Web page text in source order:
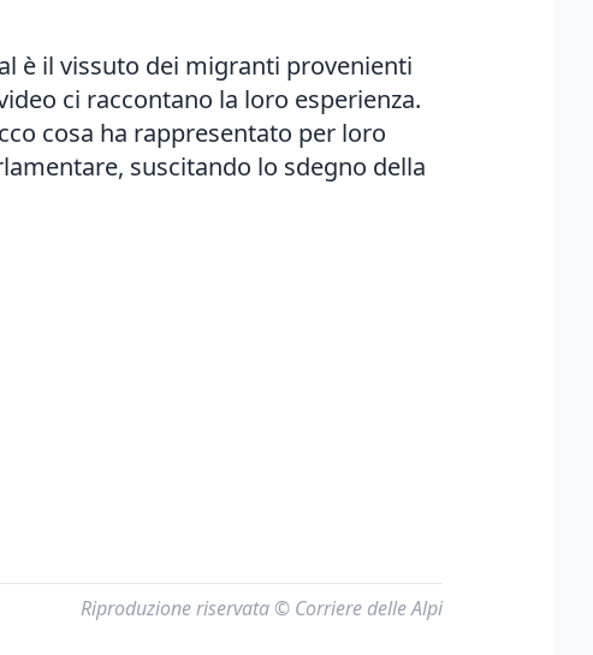
è il vissuto dei migranti provenienti
ci raccontano la loro esperienza.
cosa ha rappresentato per loro
suscitando lo sdegno della
Riproduzione riservata © Corriere delle Alpi